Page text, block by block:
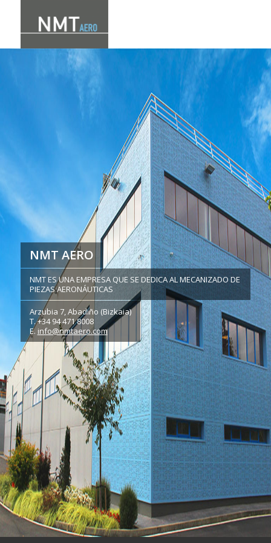
NMT AERO
NMT ES UNA EMPRESA QUE SE DEDICA AL MECANIZADO DE
PIEZAS AERONÁUTICAS
Arzubia 7, Abadiño (Bizkaia)
T. +34 94 471 8008
E. info@nmtaero.com